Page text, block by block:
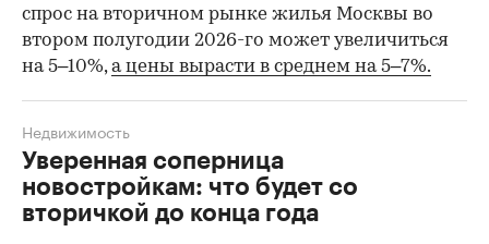
спрос на вторичном рынке жилья Москвы во
втором полугодии 2026-го может увеличиться
на 5–10%,а цены вырасти в среднем на 5–7%.
Уверенная соперница
новостройкам: что будет со
вторичкой до конца года
Недвижимость